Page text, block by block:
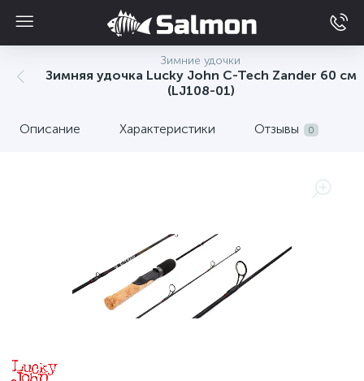
Зимние удочки
Зимняя удочка Lucky John C-Tech Zander 60 см
(LJ108-01)
Описание Характеристики Отзывы 0